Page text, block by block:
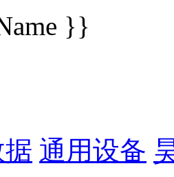
}}
据 通用设备